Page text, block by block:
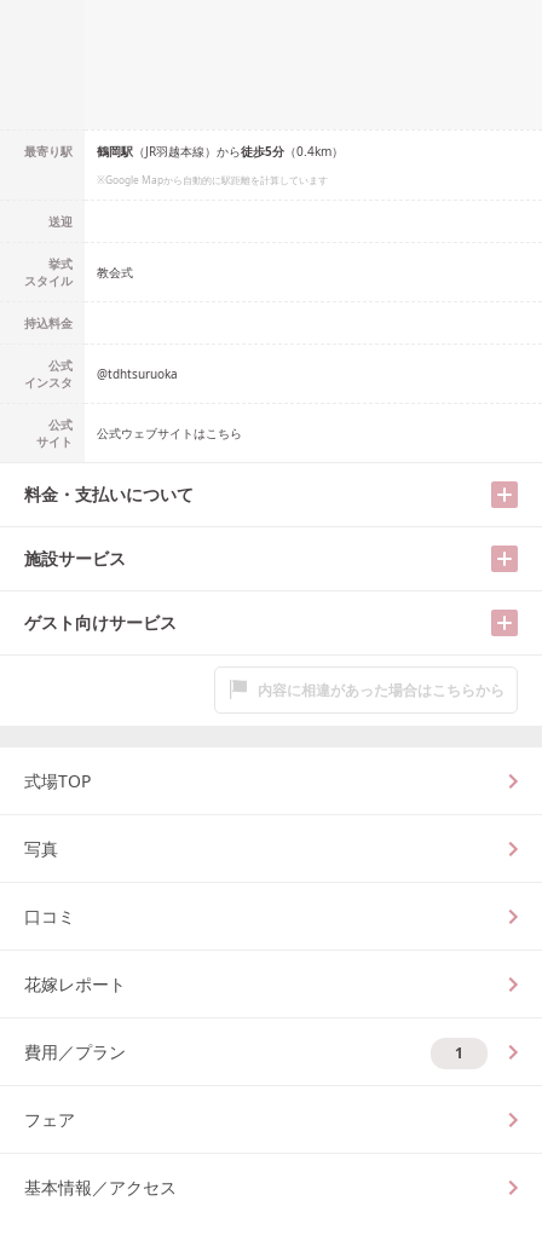
最寄り駅 鶴岡駅 （JR羽越本線） から徒歩5分 （0.4km）
※Google Mapから自動的に駅距離を計算しています
送迎
挙式
スタイル
教会式
持込料金
公式
インスタ
@tdhtsuruoka
公式
サイト
公式ウェブサイトはこちら
料金・支払いについて
施設サービス
ゲスト向けサービス
内容に相違があった場合はこちらから
式場TOP
写真
口コミ
花嫁レポート
費用／プラン 1
フェア
基本情報／アクセス